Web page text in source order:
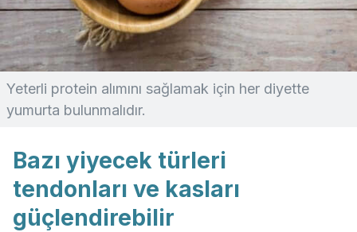
Yeterli protein alımını sağlamak için her diyette
yumurta bulunmalıdır.
Bazı yiyecek türleri
tendonları ve kasları
güçlendirebilir